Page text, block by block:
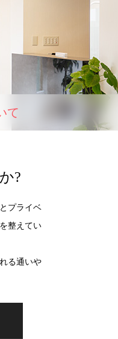
て
?
プライベ
整えてい
る通いや